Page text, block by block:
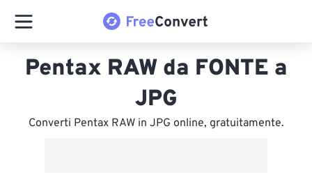
Pentax RAW da FONTE a
JPG
Converti Pentax RAW in JPG online, gratuitamente.